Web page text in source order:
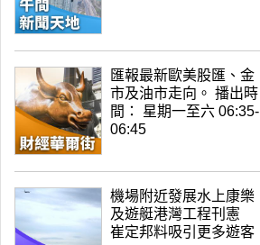
匯報最新歐美股匯、金
市及油市走向。 播出時
間： 星期一至六 06:35-
06:45
機場附近發展水上康樂
及遊艇港灣工程刊憲
崔定邦料吸引更多遊客